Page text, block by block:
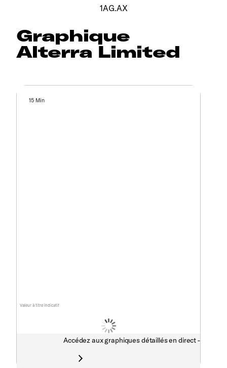
1AG.AX
Graphique
Alterra Limited
Valeur à titre indicatif
15 Min
Accédez aux graphiques détaillés en direct -